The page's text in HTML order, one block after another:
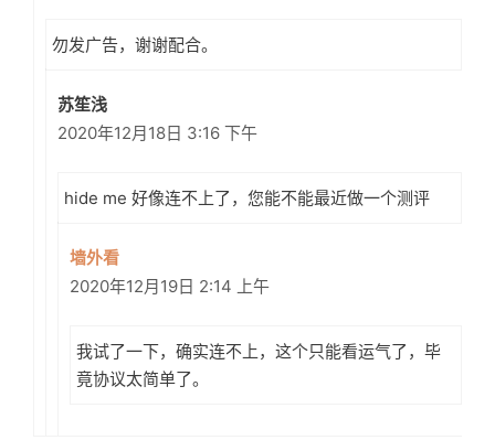
勿发广告，谢谢配合。
苏笙浅
2020年12月18日 3:16 下午
hide me 好像连不上了，您能不能最近做一个测评
墙外看
2020年12月19日 2:14 上午
我试了一下，确实连不上，这个只能看运气了，毕
竟协议太简单了。